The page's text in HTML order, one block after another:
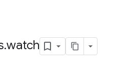
.watch